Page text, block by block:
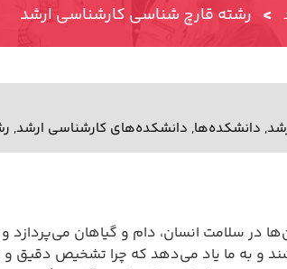
> رشته قارچ شناسی کارشناسی ارشد
, دانشکده‌ها, دانشکده‌های کارشناسی ارشد,
در سلامت انسان، دام و گیاهان
و به ما یاد می‌دهد که چرا تشخیص دقیق